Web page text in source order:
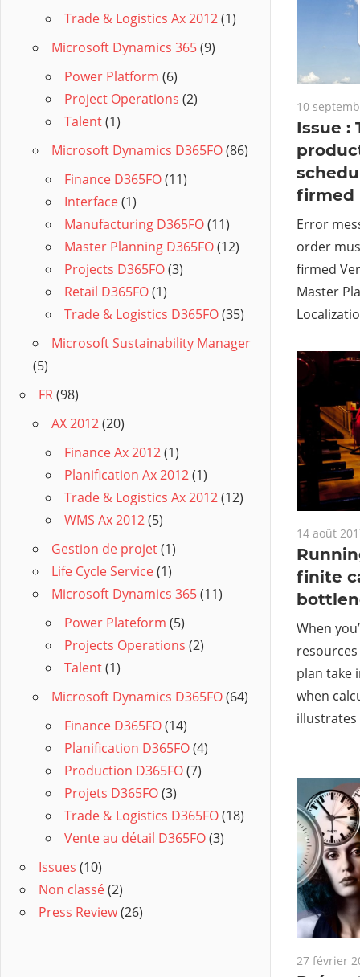
10
Issue :
firmed
Error
order
firmed
Master
14 août
finite
When
plan take
when
27 février
Trade & Logistics Ax 2012(1)
Microsoft Dynamics 365(9)
Power Platform (6)
Project Operations (2)
Talent(1)
Microsoft Dynamics D365FO(86)
Finance D365FO(11)
Interface(1)
Manufacturing D365FO(11)
Master Planning D365FO(12)
Projects D365FO(3)
Retail D365FO(1)
Trade & Logistics D365FO(35)
Microsoft Sustainability Manager
(5)
FR(98)
AX 2012(20)
Finance Ax 2012(1)
Planification Ax 2012(1)
Trade & Logistics Ax 2012(12)
WMS Ax 2012(5)
Gestion de projet(1)
Life Cycle Service(1)
Microsoft Dynamics 365(11)
Power Plateform (5)
Projects Operations (2)
Talent(1)
Microsoft Dynamics D365FO(64)
Finance D365FO(14)
Planification D365FO(4)
Production D365FO(7)
Projets D365FO(3)
Trade & Logistics D365FO(18)
Vente au détail D365FO(3)
Issues (10)
Non classé(2)
Press Review(26)